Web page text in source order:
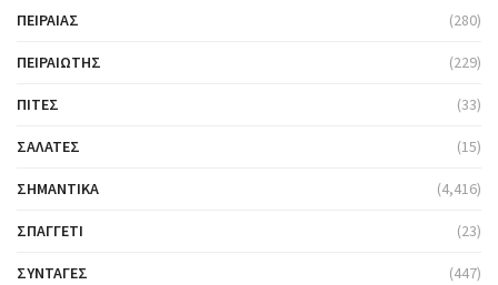
ΠΕΙΡΑΙΆΣ (280)
ΠΕΙΡΑΙΏΤΗΣ (229)
ΠΊΤΕΣ (33)
ΣΑΛΆΤΕΣ (15)
ΣΗΜΑΝΤΙΚΆ (4,416)
ΣΠΑΓΓΈΤΙ (23)
ΣΥΝΤΑΓΈΣ (447)